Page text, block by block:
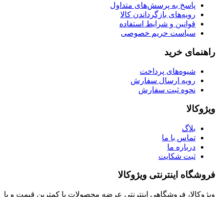
پاسخ به پرسش‌های متداول
رویه‌های بازگرداندن کالا
قوانین و شرایط استفاده
سیاست حریم خصوصی
راهنمای خرید
شیوه‌های پرداخت
رویه ارسال سفارش
نحوه ثبت سفارش
ویژوکالا
بلاگ
تماس با ما
درباره ما
ثبت شکایت
فروشگاه اینترنتی ویژوکالا
ویژوکالا، فروشگاهی اینترنتی عرضه محصولات با کمترین قیمت و با